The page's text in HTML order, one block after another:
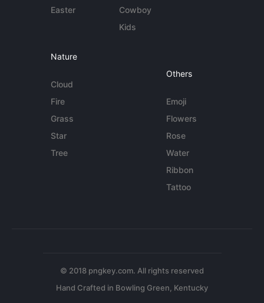
Easter
Cowboy
Kids
Nature
Cloud
Fire
Grass
Star
Tree
Others
Emoji
Flowers
Rose
Water
Ribbon
Tattoo
© 2018 pngkey.com. All rights reserved